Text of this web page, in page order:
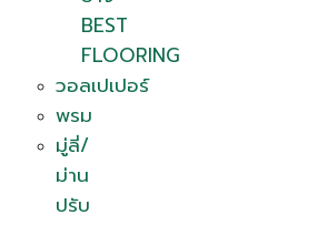
BEST
FLOORING
วอลเปเปอร์
พรม
มู่ลี่/
ม่าน
ปรับ